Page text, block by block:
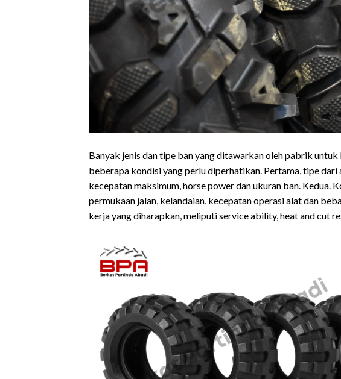
Banyak jenis dan tipe ban yang ditawarkan oleh pabrik
beberapa kondisi yang perlu diperhatikan. Pertama, tipe
kecepatan maksimum, horse power dan ukuran ban.
permukaan jalan, kelandaian, kecepatan operasi alat dan
kerja yang diharapkan, meliputi service ability, heat and cut